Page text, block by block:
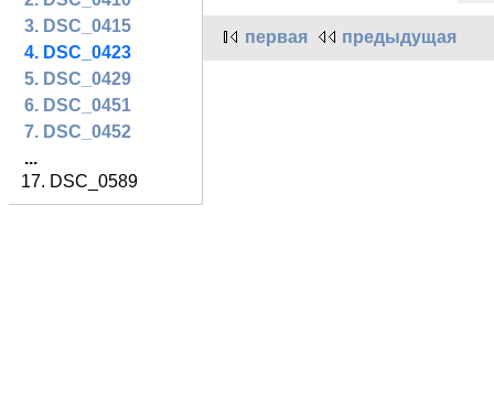
3. DSC_0415
4. DSC_0423
5. DSC_0429
6. DSC_0451
7. DSC_0452
...
17. DSC_0589
первая предыдущая